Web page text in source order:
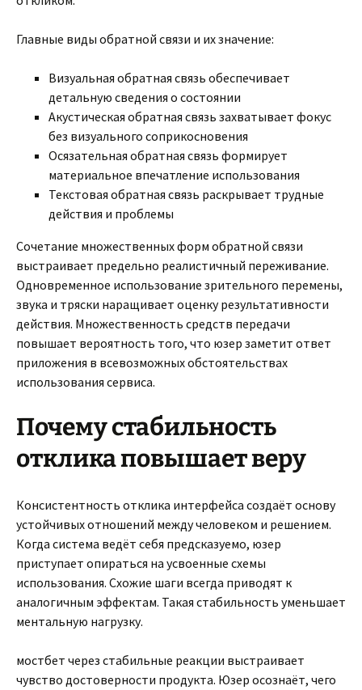
Главные виды обратной связи и их значение:
Визуальная обратная связь обеспечивает
детальную сведения о состоянии
Акустическая обратная связь захватывает фокус
без визуального соприкосновения
Осязательная обратная связь формирует
материальное впечатление использования
Текстовая обратная связь раскрывает трудные
действия и проблемы
Сочетание множественных форм обратной связи
выстраивает предельно реалистичный переживание.
Одновременное использование зрительного перемены,
звука и тряски наращивает оценку результативности
действия. Множественность средств передачи
повышает вероятность того, что юзер заметит ответ
приложения в всевозможных обстоятельствах
использования сервиса.
Почему стабильность
отклика повышает веру
Консистентность отклика интерфейса создаёт основу
устойчивых отношений между человеком и решением.
Когда система ведёт себя предсказуемо, юзер
приступает опираться на усвоенные схемы
использования. Схожие шаги всегда приводят к
аналогичным эффектам. Такая стабильность уменьшает
ментальную нагрузку.
мостбет через стабильные реакции выстраивает
чувство достоверности продукта. Юзер осознаёт, чего